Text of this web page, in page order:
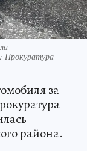
Прокуратура
за
района.